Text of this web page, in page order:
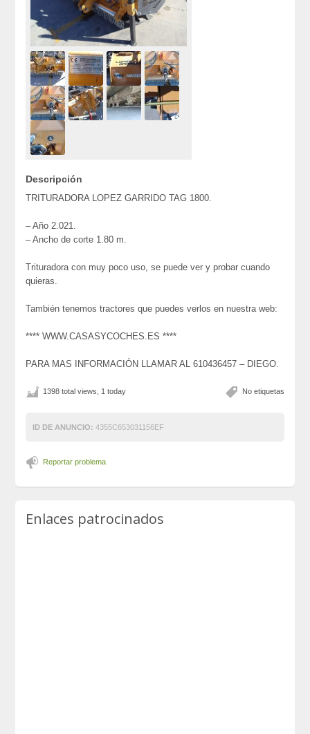
Descripción
TRITURADORA LOPEZ GARRIDO TAG 1800.
– Año 2.021.
– Ancho de corte 1.80 m.
Trituradora con muy poco uso, se puede ver y probar cuando
quieras.
También tenemos tractores que puedes verlos en nuestra web:
**** WWW.CASASYCOCHES.ES ****
PARA MAS INFORMACIÓN LLAMAR AL 610436457 – DIEGO.
No etiquetas
1398 total views, 1 today
ID DE ANUNCIO: 4355C653031156EF
Reportar problema
Enlaces patrocinados